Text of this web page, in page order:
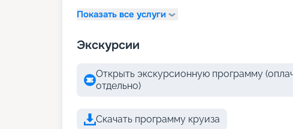
Показать все услуги
Экскурсии
Открыть экскурсионную программу
отдельно)
Скачать программу круиза